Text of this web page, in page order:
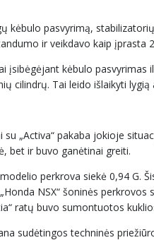
kėbulo pasvyrimą,
ir veikdavo kaip įprasta
įsibėgėjant kėbulo pasvyrimas
cilindrų. Tai leido išlaikyti
„Activa“ pakaba jokioje
bet ir buvo ganėtinai greiti.
perkrova siekė 0,94 G.
NSX“ šoninės perkrovos
ratų buvo sumontuotos
sudėtingos techninės